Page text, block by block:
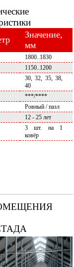
Значение,
мм
1800..1830
1150..1200
30, 32, 35, 38,
40
***/****
Ровный / пазл
12 - 25 лет
3 шт. на 1
ковёр